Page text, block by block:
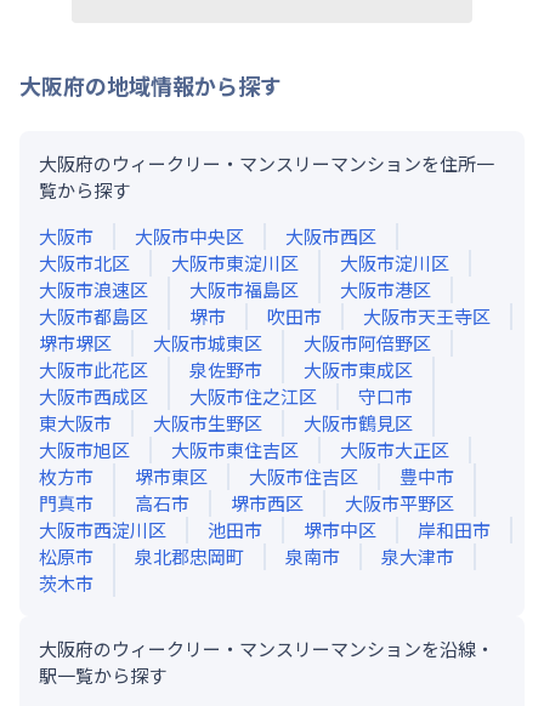
大阪府の地域情報から探す
大阪府のウィークリー・マンスリーマンションを住所一
覧から探す
大阪市
大阪市中央区
大阪市西区
大阪市北区
大阪市東淀川区
大阪市淀川区
大阪市浪速区
大阪市福島区
大阪市港区
大阪市都島区
堺市 吹田市
大阪市天王寺区
堺市堺区
大阪市城東区
大阪市阿倍野区
大阪市此花区
泉佐野市
大阪市東成区
大阪市西成区
大阪市住之江区
守口市
東大阪市
大阪市生野区
大阪市鶴見区
大阪市旭区
大阪市東住吉区
大阪市大正区
枚方市
堺市東区 大阪市住吉区
豊中市
門真市
高石市 堺市西区
大阪市平野区
大阪市西淀川区
池田市 堺市中区
岸和田市
松原市
泉北郡忠岡町 泉南市
泉大津市
茨木市
大阪府のウィークリー・マンスリーマンションを沿線・
駅一覧から探す